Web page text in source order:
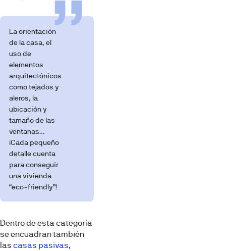
La orientación
de la casa, el
uso de
elementos
arquitectónicos
como tejados y
aleros, la
ubicación y
tamaño de las
ventanas…
¡Cada pequeño
detalle cuenta
para conseguir
una vivienda
“eco-friendly”!
Dentro de esta categoría
se encuadran también
las casas pasivas,